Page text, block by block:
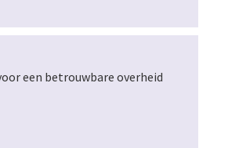
een betrouwbare overheid